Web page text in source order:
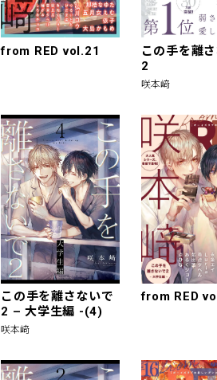
from RED vol.21
この手を離
2
咲本﨑
この手を離さないで
2 – 大学生編 -(4)
咲本﨑
from RED